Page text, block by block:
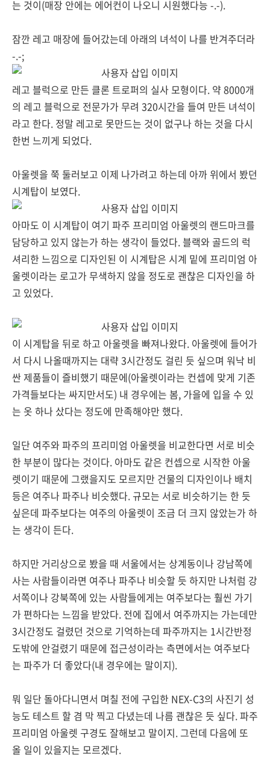
는 것이(매장 안에는 에어컨이 나오니 시원했다능 -.-).
잠깐 레고 매장에 들어갔는데 아래의 녀석이 나를 반겨주더라
-.-;
레고 블럭으로 만든 클론 트로퍼의 실사 모형이다. 약 8000개
의 레고 블럭으로 전문가가 무려 320시간을 들여 만든 녀석이
라고 한다. 정말 레고로 못만드는 것이 없구나 하는 것을 다시
한번 느끼게 되었다.
아울렛을 쭉 둘러보고 이제 나가려고 하는데 아까 위에서 봤던
시계탑이 보였다.
아마도 이 시계탑이 여기 파주 프리미엄 아울렛의 랜드마크를
담당하고 있지 않는가 하는 생각이 들었다. 블랙와 골드의 럭
셔리한 느낌으로 디자인된 이 시계탑은 시계 밑에 프리미엄 아
울렛이라는 로고가 무색하지 않을 정도로 괜찮은 디자인을 하
고 있었다.
이 시계탑을 뒤로 하고 아울렛을 빠져나왔다. 아울렛에 들어가
서 다시 나올때까지는 대략 3시간정도 걸린 듯 싶으며 워낙 비
싼 제품들이 즐비했기 때문에(아울렛이라는 컨셉에 맞게 기존
가격들보다는 싸지만서도) 내 경우에는 봄, 가을에 입을 수 있
는 옷 하나 샀다는 정도에 만족해야만 했다.
일단 여주와 파주의 프리미엄 아울렛을 비교한다면 서로 비슷
한 부분이 많다는 것이다. 아마도 같은 컨셉으로 시작한 아울
렛이기 때문에 그랬을지도 모르지만 건물의 디자인이나 배치
등은 여주나 파주나 비슷했다. 규모는 서로 비슷하기는 한 듯
싶은데 파주보다는 여주의 아울렛이 조금 더 크지 않았는가 하
는 생각이 든다.
하지만 거리상으로 봤을 때 서울에서는 상계동이나 강남쪽에
사는 사람들이라면 여주나 파주나 비슷할 듯 하지만 나처럼 강
서쪽이나 강북쪽에 있는 사람들에게는 여주보다는 훨씬 가기
가 편하다는 느낌을 받았다. 전에 집에서 여주까지는 가는데만
3시간정도 걸렸던 것으로 기억하는데 파주까지는 1시간반정
도밖에 안걸렸기 때문에 접근성이라는 측면에서는 여주보다
는 파주가 더 좋았다(내 경우에는 말이지).
뭐 일단 돌아다니면서 며칠 전에 구입한 NEX-C3의 사진기 성
능도 테스트 할 겸 막 찍고 다녔는데 나름 괜찮은 듯 싶다. 파주
프리미엄 아울렛 구경도 잘해보고 말이지. 그런데 다음에 또
올 일이 있을지는 모르겠다.